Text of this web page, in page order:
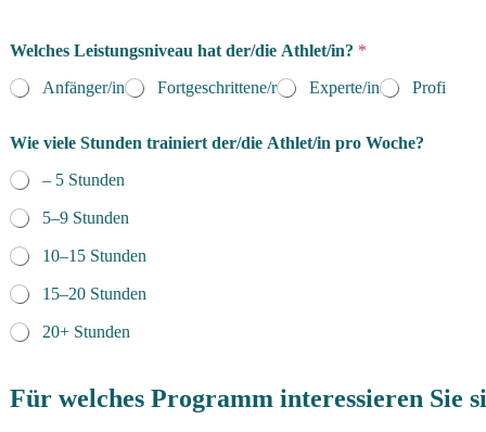
Welches Leistungsniveau hat der/die Athlet/in? *
Anfänger/in
Fortgeschrittene/r Experte/in Profi
Wie viele Stunden trainiert der/die Athlet/in pro Woche?
– 5 Stunden
5–9 Stunden
10–15 Stunden
15–20 Stunden
20+ Stunden
Für welches Programm interessieren Sie